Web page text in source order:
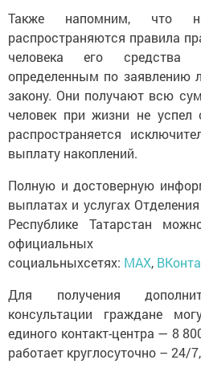
Также напомним, что
распространяются правила
человека его средства
определенным по заявлению
закону. Они получают всю
человек при жизни не
распространяется
выплату накоплений.
Полную и достоверную
выплатах и услугах
Республике Татарстан
социальныхсетях: MAX,
Для получения
консультации граждане
единого контакт-центра — 8
работает круглосуточно – 24/